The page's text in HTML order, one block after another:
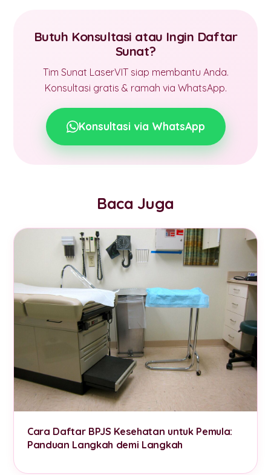
Butuh Konsultasi atau Ingin Daftar
Sunat?
Tim Sunat LaserVIT siap membantu Anda.
Konsultasi gratis & ramah via WhatsApp.
Konsultasi via WhatsApp
Baca Juga
Cara Daftar BPJS Kesehatan untuk Pemula:
Panduan Langkah demi Langkah